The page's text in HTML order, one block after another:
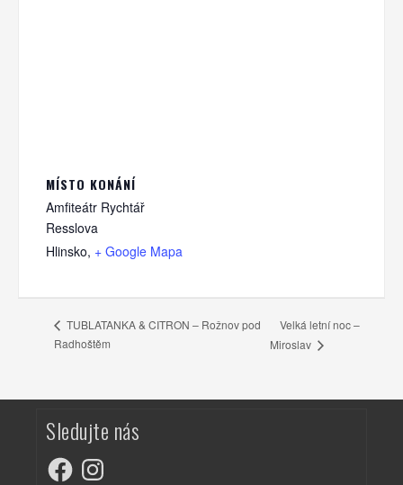
MÍSTO KONÁNÍ
Amfiteátr Rychtář
Resslova
Hlinsko, + Google Mapa
TUBLATANKA & CITRON – Rožnov pod
Radhoštěm
Velká letní noc –
Miroslav
Sledujte nás
FacebookInstagram